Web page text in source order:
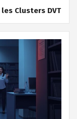
Clusters DVT